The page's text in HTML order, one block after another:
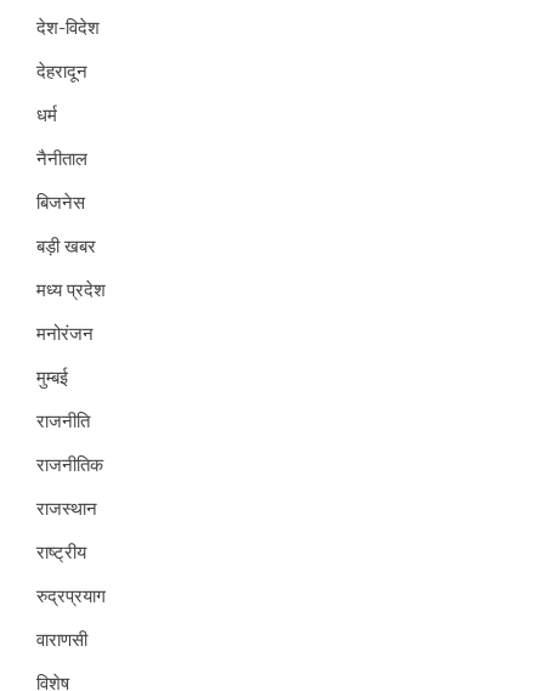
देश-विदेश
देहरादून
धर्म
नैनीताल
बिजनेस
बड़ी खबर
मध्य प्रदेश
मनोरंजन
मुम्बई
राजनीति
राजनीतिक
राजस्थान
राष्ट्रीय
रुद्रप्रयाग
वाराणसी
विशेष